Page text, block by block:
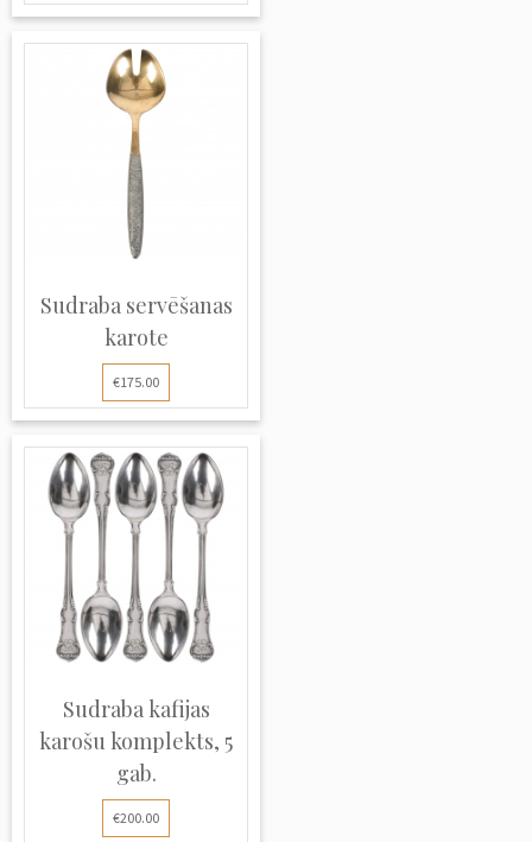
Sudraba servēšanas
karote
€175.00
Sudraba kafijas
karošu komplekts, 5
gab.
€200.00